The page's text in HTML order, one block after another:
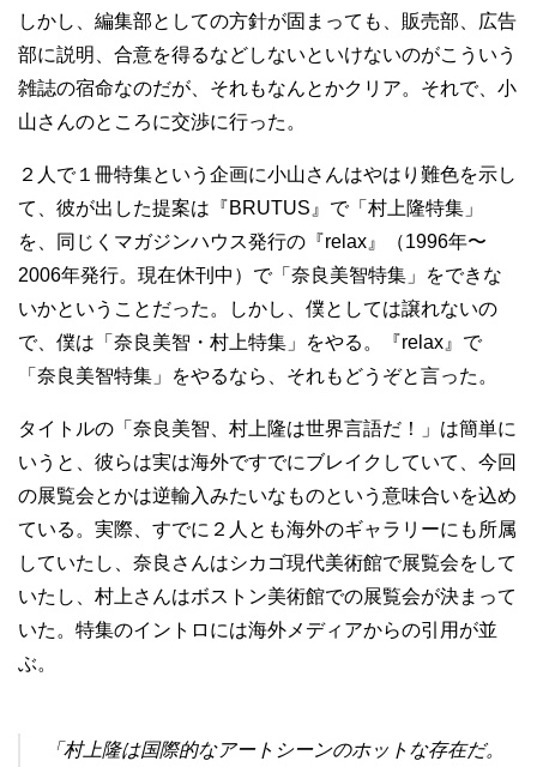
しかし、編集部としての方針が固まっても、販売部、広告
部に説明、合意を得るなどしないといけないのがこういう
雑誌の宿命なのだが、それもなんとかクリア。それで、小
山さんのところに交渉に行った。
２人で１冊特集という企画に小山さんはやはり難色を示し
て、彼が出した提案は『BRUTUS』で「村上隆特集」
を、同じくマガジンハウス発行の『relax』（1996年〜
2006年発行。現在休刊中）で「奈良美智特集」をできな
いかということだった。しかし、僕としては譲れないの
で、僕は「奈良美智・村上特集」をやる。『relax』で
「奈良美智特集」をやるなら、それもどうぞと言った。
タイトルの「奈良美智、村上隆は世界言語だ！」は簡単に
いうと、彼らは実は海外ですでにブレイクしていて、今回
の展覧会とかは逆輸入みたいなものという意味合いを込め
ている。実際、すでに２人とも海外のギャラリーにも所属
していたし、奈良さんはシカゴ現代美術館で展覧会をして
いたし、村上さんはボストン美術館での展覧会が決まって
いた。特集のイントロには海外メディアからの引用が並
ぶ。
「村上隆は国際的なアートシーンのホットな存在だ。